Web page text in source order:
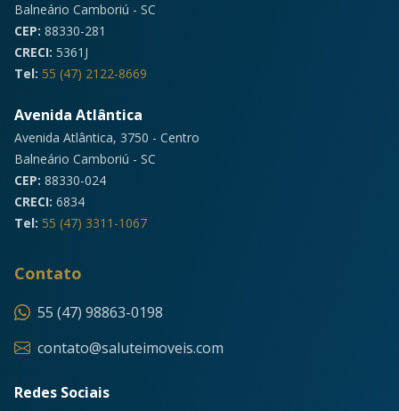
Balneário Camboriú - SC
CEP: 88330-281
CRECI: 5361J
Tel: 55 (47) 2122-8669
Avenida Atlântica
Avenida Atlântica, 3750 - Centro
Balneário Camboriú - SC
CEP: 88330-024
CRECI: 6834
Tel: 55 (47) 3311-1067
Contato
55 (47) 98863-0198
contato@saluteimoveis.com
Redes Sociais